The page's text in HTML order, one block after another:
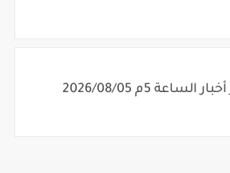
الساعة 5م 2026/08/05